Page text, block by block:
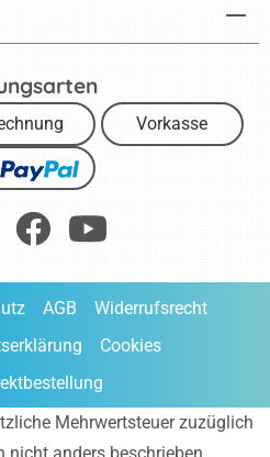
Vorkasse
AGB
Widerrufsrecht
Cookies
Mehrwertsteuer zuzüglich